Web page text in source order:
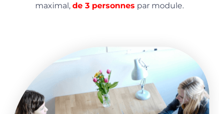
maximal, de 3 personnes par module.